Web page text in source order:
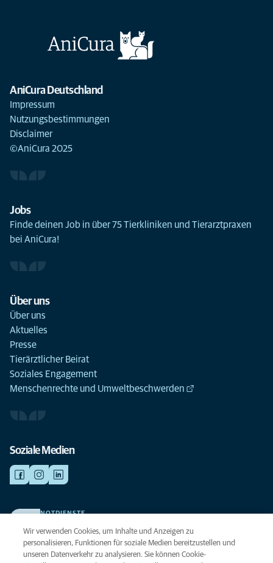
AniCura Deutschland
Impressum
Nutzungsbestimmungen
Disclaimer
©AniCura 2025
Jobs
Finde deinen Job in über 75 Tierkliniken und Tierarztpraxen
bei AniCura!
Über uns
Über uns
Aktuelles
Presse
Tierärztlicher Beirat
Soziales Engagement
Menschenrechte und Umweltbeschwerden
Soziale Medien
NOTDIENSTE
beste Versorgung verdient.
Wir verwenden Cookies, um Inhalte und Anzeigen zu
personalisieren, Funktionen für soziale Medien bereitzustellen und
unseren Datenverkehr zu analysieren. Sie können Cookie-